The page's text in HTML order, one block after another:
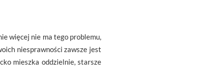
więcej nie ma tego problemu,
niesprawności zawsze jest
mieszka oddzielnie, starsze